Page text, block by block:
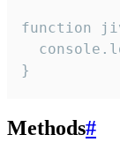
function
}
Methods#